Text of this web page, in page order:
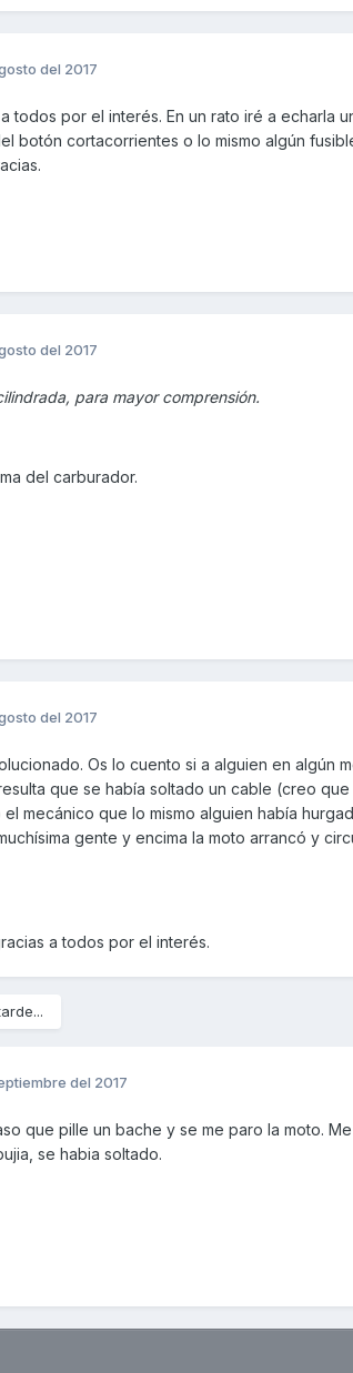
del 2017
todos por el interés. En un rato iré a echarla
botón cortacorrientes o lo mismo algún
del 2017
para mayor comprensión.
del carburador.
del 2017
Os lo cuento si a alguien en algún
que se había soltado un cable (creo
el mecánico que lo mismo alguien había
gente y encima la moto arrancó y
a todos por el interés.
del 2017
que pille un bache y se me paro la moto.
se habia soltado.